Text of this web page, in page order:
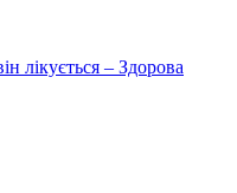
лікується – Здорова